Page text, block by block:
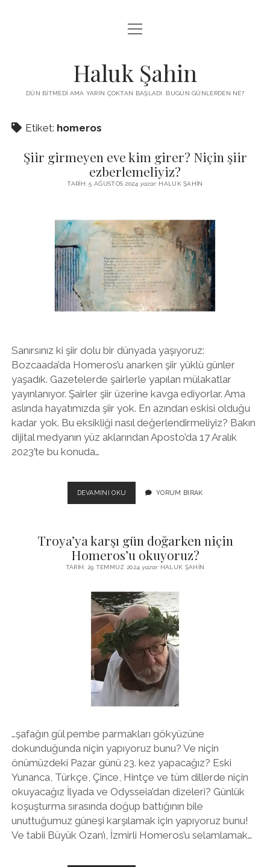
KUTUP YILDIZI
MENDIREK YAZILARI
İYI YAŞAM VE MUTLULUK ÜZERINE
BABIALI’DE CINAYET
BIZ KIMIZ?
DERS NOTLARI – LECTURE NOTES
YAZMADAN EDEMEDIM
HABERLER / NEWS
twitterfacebookinstagram
menüyü
aç
Haluk Şahin
DÜN BITMEDI AMA YARIN ÇOKTAN BAŞLADI. BUGÜN GÜNLERDEN NE?
Etiket: homeros
Şiir girmeyen eve kim girer? Niçin şiir
ezberlemeliyiz?
TARIH: 5 AĞUSTOS 2024 yazar: HALUK ŞAHIN
Sanırsınız ki şiir dolu bir dünyada yaşıyoruz:
Bozcaada’da Homeros’u anarken şiir yüklü günler
yaşadık. Gazetelerde şairlerle yapılan mülakatlar
yayınlanıyor. Şairler şiir üzerine kavga ediyorlar. Ama
aslında hayatımızda şiir yok. En azından eskisi olduğu
kadar yok. Bu eksikliği nasıl değerlendirmeliyiz? Bakın
dijital medyanın yüz aklarından Aposto’da 17 Aralık
2023’te bu konuda…
DEVAMINI OKU
GIRMEYEN
GIRER?
NIÇIN
ŞIIR
EZBERLEMELIYIZ?
YORUM BIRAK
Troya’ya karşı gün doğarken niçin
Homeros’u okuyoruz?
TARIH: 29 TEMMUZ 2024 yazar:HALUK ŞAHIN
…şafağın gül pembe parmakları gökyüzüne
dokunduğunda niçin yapıyoruz bunu? Ve niçin
önümüzdeki Pazar günü 23. kez yapacağız? Eski
Yunanca, Türkçe, Çince, Hintçe ve tüm dillerde niçin
okuyacağız İlyada ve Odysseia’dan dizeleri? Günlük
koşuşturma sırasında doğup battığının bile
unuttuğumuz güneşi karşılamak için yapıyoruz bunu!
Ve tabii Büyük Ozan’ı, İzmirli Homeros’u selamlamak…